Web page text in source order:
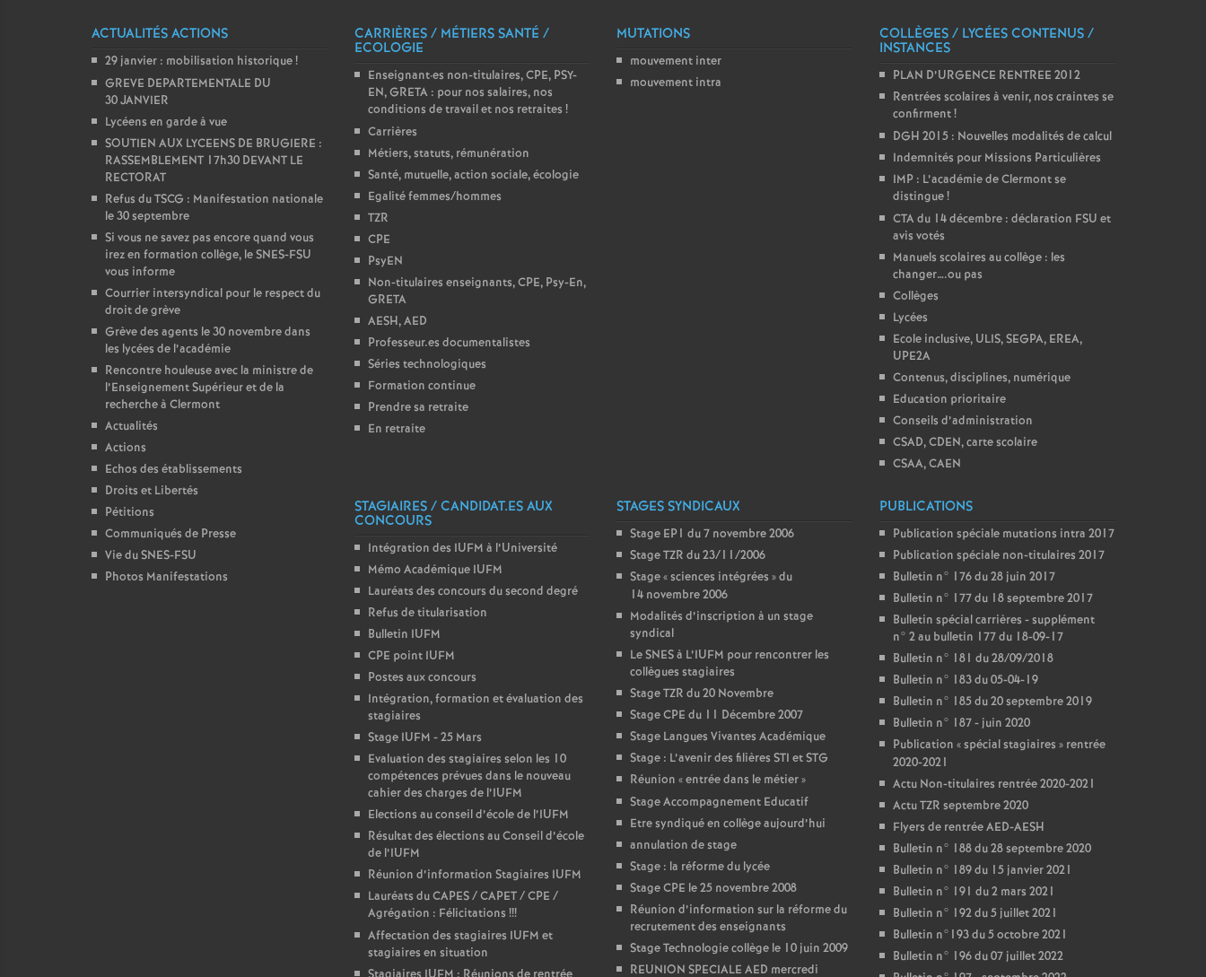
e
m
e
n
t
d
e
S
o
n
d
d
e
g
r
é
O
r
ACTUALITÉS ACTIONS
29 janvier : mobilisation historique!
GREVE DEPARTEMENTALE DU
30 JANVIER
Lycéens en garde à vue
SOUTIEN AUX LYCEENS DE BRUGIERE :
RASSEMBLEMENT 17h30 DEVANT LE
RECTORAT
Refus du TSCG : Manifestation nationale
le 30 septembre
Si vous ne savez pas encore quand vous
irez en formation collège, le SNES-FSU
vous informe
Courrier intersyndical pour le respect du
droit de grève
Grève des agents le 30 novembre dans
les lycées de l’académie
Rencontre houleuse avec la ministre de
l’Enseignement Supérieur et de la
recherche à Clermont
Actualités
Actions
Echos des établissements
Droits et Libertés
Pétitions
Communiqués de Presse
Vie du SNES-FSU
Photos Manifestations
CARRIÈRES / MÉTIERS SANTÉ /
ECOLOGIE
Enseignant·es non-titulaires, CPE, PSY-
EN, GRETA : pour nos salaires, nos
conditions de travail et nos retraites !
Carrières
Métiers, statuts, rémunération
Santé, mutuelle, action sociale, écologie
Egalité femmes/hommes
TZR
CPE
PsyEN
Non-titulaires enseignants, CPE, Psy-En,
GRETA
AESH, AED
Professeur.es documentalistes
Séries technologiques
Formation continue
Prendre sa retraite
En retraite
MUTATIONS
mouvement inter
mouvement intra
COLLÈGES / LYCÉES CONTENUS /
INSTANCES
PLAN D’URGENCE RENTREE 2012
Rentrées scolaires à venir, nos craintes se
confirment!
DGH 2015 : Nouvelles modalités de calcul
Indemnités pour Missions Particulières
IMP : L’académie de Clermont se
distingue!
CTA du 14 décembre : déclaration FSU et
avis votés
Manuels scolaires au collège : les
changer….ou pas
Collèges
Lycées
Ecole inclusive, ULIS, SEGPA, EREA,
UPE2A
Contenus, disciplines, numérique
Education prioritaire
Conseils d’administration
CSAD, CDEN, carte scolaire
CSAA, CAEN
STAGIAIRES / CANDIDAT.ES AUX
CONCOURS
Intégration des IUFM à l’Université
Mémo Académique IUFM
Lauréats des concours du second degré
Refus de titularisation
Bulletin IUFM
CPE point IUFM
Postes aux concours
Intégration, formation et évaluation des
stagiaires
Stage IUFM - 25 Mars
Evaluation des stagiaires selon les 10
compétences prévues dans le nouveau
cahier des charges de l’IUFM
Elections au conseil d’école de l’IUFM
Résultat des élections au Conseil d’école
de l’IUFM
Réunion d’information Stagiaires IUFM
Lauréats du CAPES / CAPET / CPE /
Agrégation : Félicitations !!!
Affectation des stagiaires IUFM et
stagiaires en situation
STAGES SYNDICAUX
Stage EP1 du 7 novembre 2006
Stage TZR du 23/11/2006
Stage «sciences intégrées » du
14 novembre 2006
Modalités d’inscription à un stage
syndical
Le SNES à L’IUFM pour rencontrer les
collègues stagiaires
Stage TZR du 20 Novembre
Stage CPE du 11 Décembre 2007
Stage Langues Vivantes Académique
Stage : L’avenir des filières STI et STG
Réunion «entrée dans le métier»
Stage Accompagnement Educatif
Etre syndiqué en collège aujourd’hui
annulation de stage
Stage : la réforme du lycée
Stage CPE le 25 novembre 2008
Réunion d’information sur la réforme du
recrutement des enseignants
Stage Technologie collège le 10 juin 2009
REUNION SPECIALE AED mercredi
PUBLICATIONS
Publication spéciale mutations intra 2017
Publication spéciale non-titulaires 2017
Bulletin n° 176 du 28 juin 2017
Bulletin n° 177 du 18 septembre 2017
Bulletin spécial carrières - supplément
n° 2 au bulletin 177 du 18-09-17
Bulletin n° 181 du 28/09/2018
Bulletin n° 183 du 05-04-19
Bulletin n° 185 du 20 septembre 2019
Bulletin n° 187 - juin 2020
Publication «spécial stagiaires » rentrée
2020-2021
Actu Non-titulaires rentrée 2020-2021
Actu TZR septembre 2020
Flyers de rentrée AED-AESH
Bulletin n° 188 du 28 septembre 2020
Bulletin n° 189 du 15 janvier 2021
Bulletin n° 191 du 2 mars 2021
Bulletin n° 192 du 5 juillet 2021
Bulletin n°193 du 5 octobre 2021
Bulletin n° 196 du 07 juillet 2022